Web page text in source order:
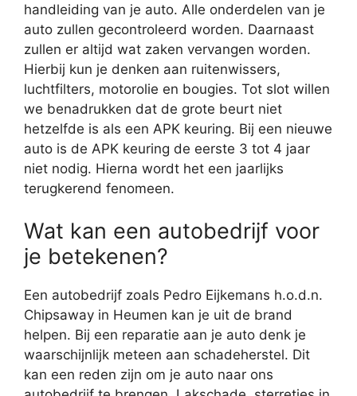
handleiding van je auto. Alle onderdelen van je
auto zullen gecontroleerd worden. Daarnaast
zullen er altijd wat zaken vervangen worden.
Hierbij kun je denken aan ruitenwissers,
luchtfilters, motorolie en bougies. Tot slot willen
we benadrukken dat de grote beurt niet
hetzelfde is als een APK keuring. Bij een nieuwe
auto is de APK keuring de eerste 3 tot 4 jaar
niet nodig. Hierna wordt het een jaarlijks
terugkerend fenomeen.
Wat kan een autobedrijf voor
je betekenen?
Een autobedrijf zoals Pedro Eijkemans h.o.d.n.
Chipsaway in Heumen kan je uit de brand
helpen. Bij een reparatie aan je auto denk je
waarschijnlijk meteen aan schadeherstel. Dit
kan een reden zijn om je auto naar ons